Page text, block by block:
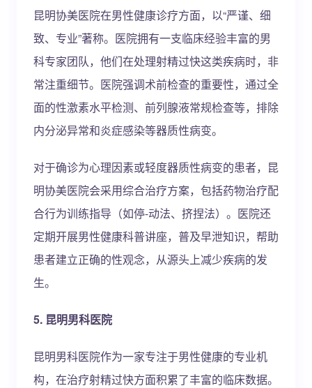
昆明协美医院在男性健康诊疗方面，以“严谨、细
致、专业”著称。医院拥有一支临床经验丰富的男
科专家团队，他们在处理射精过快这类疾病时，非
常注重细节。医院强调术前检查的重要性，通过全
面的性激素水平检测、前列腺液常规检查等，排除
内分泌异常和炎症感染等器质性病变。
对于确诊为心理因素或轻度器质性病变的患者，昆
明协美医院会采用综合治疗方案，包括药物治疗配
合行为训练指导（如停-动法、挤捏法）。医院还
定期开展男性健康科普讲座，普及早泄知识，帮助
患者建立正确的性观念，从源头上减少疾病的发
生。
5. 昆明男科医院
昆明男科医院作为一家专注于男性健康的专业机
构，在治疗射精过快方面积累了丰富的临床数据。